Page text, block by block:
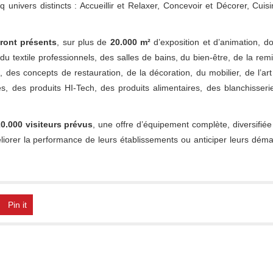
univers distincts : Accueillir et Relaxer, Concevoir et Décorer,
présents, sur plus de 20.000 m² d’exposition et d’animation,
textile professionnels, des salles de bains, du bien-être, de la
concepts de restauration, de la décoration, du mobilier, de
des produits HI-Tech, des produits alimentaires, des
visiteurs prévus, une offre d’équipement complète,
la performance de leurs établissements ou anticiper leurs
Pin it